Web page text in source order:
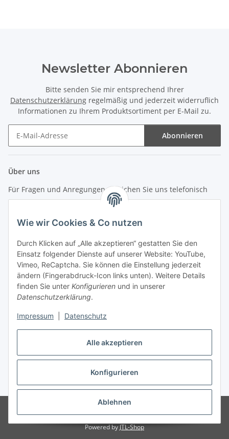
Alle akzeptieren
Konfigurieren
Ablehnen
Wie wir Cookies & Co nutzen
Durch Klicken auf „Alle akzeptieren“ gestatten Sie den
Einsatz folgender Dienste auf unserer Website: YouTube,
Vimeo, ReCaptcha. Sie können die Einstellung jederzeit
ändern (Fingerabdruck-Icon links unten). Weitere Details
finden Sie unter Konfigurieren und in unserer
Datenschutzerklärung.
Impressum Datenschutz
Newsletter Abonnieren
Bitte senden Sie mir entsprechend Ihrer
Datenschutzerklärung regelmäßig und jederzeit widerruflich
Informationen zu Ihrem Produktsortiment per E-Mail zu.
Abonnieren
Über uns
Für Fragen und Anregungen erreichen Sie uns telefonisch
info (at) zweitedel.de
Informationen
Gesetzliche Informationen
* Alle Preise inkl. gesetzlicher USt., zzgl.Versand
Zweitedel
Powered byJTL-Shop